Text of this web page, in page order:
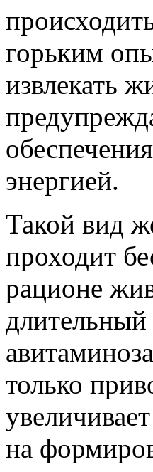
горьким
извлекать
энергией.
Такой вид
проходит
рационе
длительный
только
на